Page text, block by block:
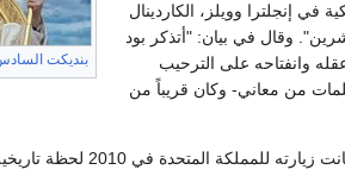
بنديكت
في إنجلترا وويلز، الكاردينال
وقال في بيان: "أتذكر بود
كياسته ولطفه وإدراك عقله وانفتاحه على الترحيب
من معاني- وكان قريباً من
البابا السابق بأنه "عالم لاهوت